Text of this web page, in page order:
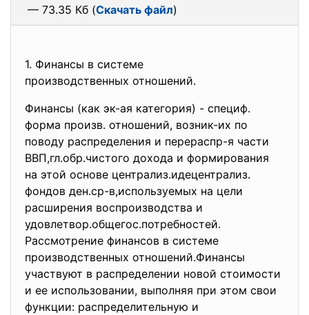
— 73.35 Кб (Скачать файл)
1. Финансы в системе
производственных отношений.
Финансы (как эк-ая категория) - специф.
форма произв. отношений, возник-их по
поводу распределения и перераспр-я части
ВВП,гл.обр.чистого дохода и формирования
на этой основе централиз.идецентрализ.
фондов ден.ср-в,используемых на цели
расширения воспроизводства и
удовлетвор.общегос.потребностей.
Рассмотрение финансов в системе
производственных отношений.Финансы
участвуют в распределении новой стоимости
и ее использовании, выполняя при этом свои
функции: распределительную и